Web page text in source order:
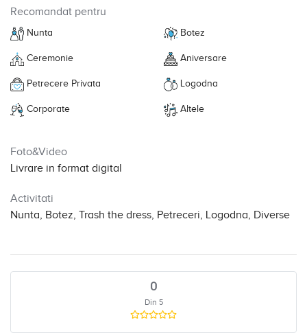
Recomandat pentru
Nunta Botez
Ceremonie Aniversare
Petrecere Privata Logodna
Corporate Altele
Foto&Video
Livrare in format digital
Activitati
Nunta, Botez, Trash the dress, Petreceri, Logodna, Diverse
0
Din 5